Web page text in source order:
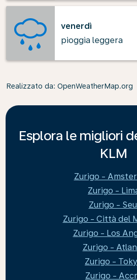
venerdì
pioggia leggera
Realizzato da: OpenWeatherMap.org
Esplora le migliori
KLM
Zurigo -
Zurigo -
Zurigo -
Zurigo - Città del
Zurigo - Los
Zurigo -
Zurigo -
Zurigo -